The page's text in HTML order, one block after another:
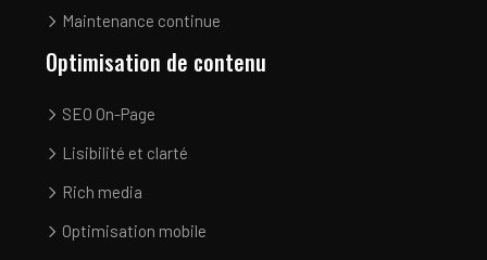
Maintenance continue
Optimisation de contenu
SEO On-Page
Lisibilité et clarté
Rich media
Optimisation mobile